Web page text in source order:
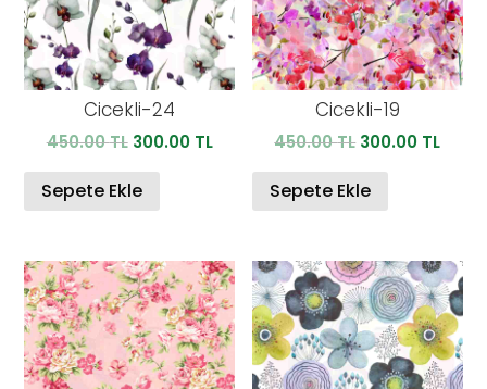
Cicekli-24
450.00TL Orijinal
450.00 TL.
300.00 TLŞu
300.00 TL.
Sepete Ekle
Cicekli-19
450.00TL Orijinal
450.00 TL.
300.00 TLŞu
Sepete Ekle